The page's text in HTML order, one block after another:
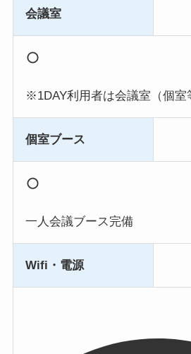
会議室
※1DAY利用者は会議室（個室
個室ブース
一人会議ブース完備
Wifi・電源